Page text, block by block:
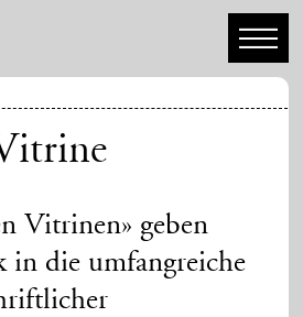
Vitrinen» geben
in die umfangreiche